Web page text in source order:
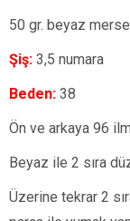
50 gr. beyaz
Şiş: 3,5 numara
Beden: 38
Ön ve arkaya 96
Beyaz ile 2 sıra
Üzerine tekrar 2